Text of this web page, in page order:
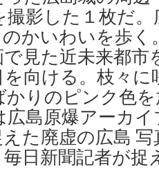
影した１枚だ
のかいわいを歩
見た近未来都市
向ける。枝々に
りのピンク色
広島原爆アーカ
た廃虚の広島
日新聞記者が捉